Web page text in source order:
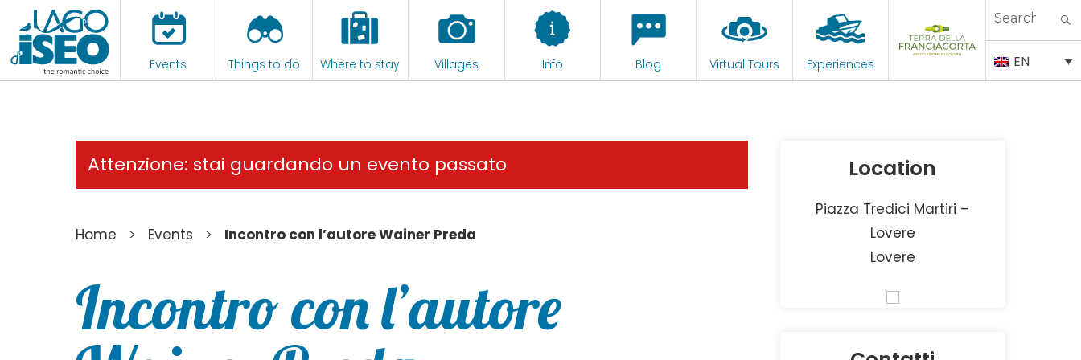
Events Things to do Where to stay Villages Info Blog Virtual Tours Experiences
Search
EN
Attenzione: stai guardando un evento passato
Home > Events > Incontro con l’autore Wainer Preda
Incontro con l’autore
Location
Piazza Tredici Martiri –
Lovere
Lovere